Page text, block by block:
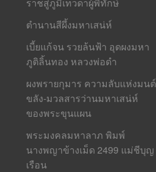
ตำนานสีผึ้งมหาเสน่ห์
เบี้ยแก้จน รวยล้นฟ้า อุดผงมหา
ภูติลิ้นทอง หลวงพ่อดำ
ผงพรายกุมาร ความลับแห่งมนต์
ขลัง-มวลสารว่านมหาเสน่ห์
ของพระขุนแผน
พระมงคลมหาลาภ พิมพ์
นางพญาข้างเม็ด 2499 แม่ชีบุญ
เรือน